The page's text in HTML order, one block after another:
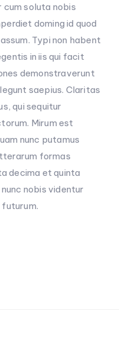
soluta nobis
doming id quod
Typi non habent
in iis qui facit
demonstraverunt
saepius. Claritas
qui sequitur
Mirum est
nunc putamus
formas
decima et quinta
nobis videntur
futurum.